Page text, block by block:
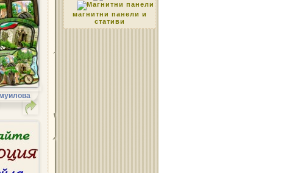
магнитни панели и
стативи